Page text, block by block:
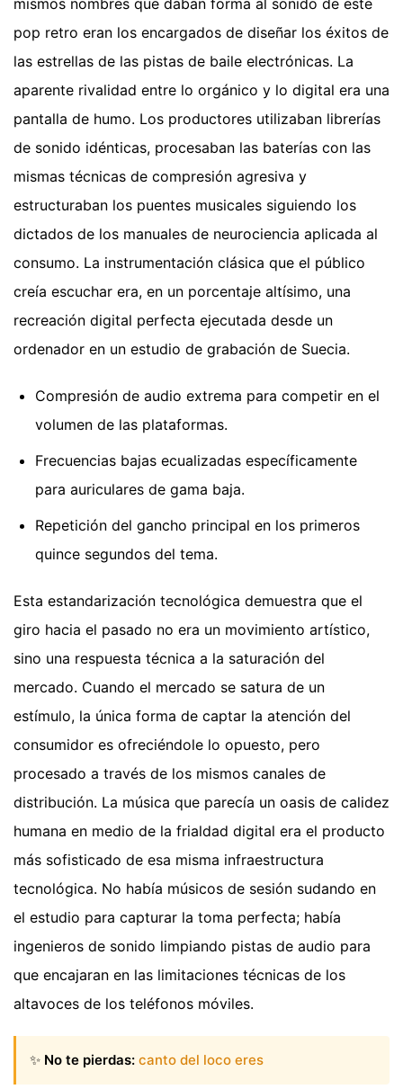
pop retro eran los encargados de diseñar los éxitos de
las estrellas de las pistas de baile electrónicas. La
aparente rivalidad entre lo orgánico y lo digital era una
pantalla de humo. Los productores utilizaban librerías
de sonido idénticas, procesaban las baterías con las
mismas técnicas de compresión agresiva y
estructuraban los puentes musicales siguiendo los
dictados de los manuales de neurociencia aplicada al
consumo. La instrumentación clásica que el público
creía escuchar era, en un porcentaje altísimo, una
recreación digital perfecta ejecutada desde un
ordenador en un estudio de grabación de Suecia.
Compresión de audio extrema para competir en el
volumen de las plataformas.
Frecuencias bajas ecualizadas específicamente
para auriculares de gama baja.
Repetición del gancho principal en los primeros
quince segundos del tema.
Esta estandarización tecnológica demuestra que el
giro hacia el pasado no era un movimiento artístico,
sino una respuesta técnica a la saturación del
mercado. Cuando el mercado se satura de un
estímulo, la única forma de captar la atención del
consumidor es ofreciéndole lo opuesto, pero
procesado a través de los mismos canales de
distribución. La música que parecía un oasis de calidez
humana en medio de la frialdad digital era el producto
más sofisticado de esa misma infraestructura
tecnológica. No había músicos de sesión sudando en
el estudio para capturar la toma perfecta; había
ingenieros de sonido limpiando pistas de audio para
que encajaran en las limitaciones técnicas de los
altavoces de los teléfonos móviles.
✨ No te pierdas: canto del loco eres